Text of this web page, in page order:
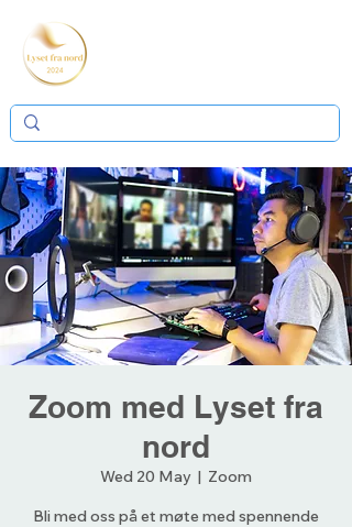
Zoom med Lyset fra
nord
Wed 20 May
  |
Zoom
Bli med oss på et møte med spennende